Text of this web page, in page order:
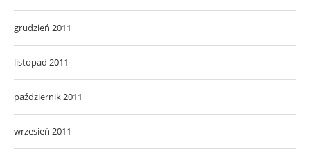
grudzień 2011
listopad 2011
październik 2011
wrzesień 2011